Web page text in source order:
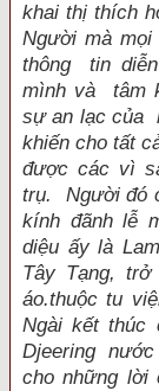
khai thị thích
Người mà
thông tin
mình và tâm
sự an lạc của
khiến cho tất
được các vì
trụ. Người đó
kính đãnh lễ
diệu ấy là
Tây Tạng,
áo.thuộc tu
Ngài kết thúc
Djeering nước
cho những lời